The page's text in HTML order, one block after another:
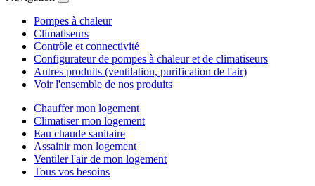
Pompes à chaleur
Climatiseurs
Contrôle et connectivité
Configurateur de pompes à chaleur et de climatiseurs
Autres produits (ventilation, purification de l'air)
Voir l'ensemble de nos produits
Chauffer mon logement
Climatiser mon logement
Eau chaude sanitaire
Assainir mon logement
Ventiler l'air de mon logement
Tous vos besoins